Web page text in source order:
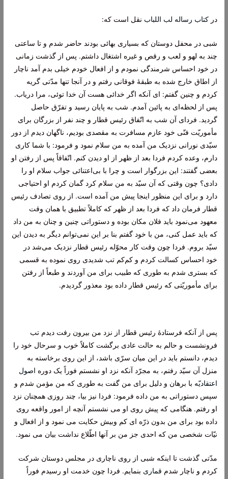
درکتاب رساله لب اللباب نقل است که:
شبى در محفل دوستان که بسیارى بهائى بودند حاضر شدم و تا ساعتى
چند به لهو و لعب و رقص و غیره اشتغال داشتم. پس از گذشت زمانى
در خود احساس شرمندگى نمودم و از افعال خودم خیلى بدم آمد ناچار
از اطاق خارج شده به طبقۀ فوقانى رفتم و در آنجا تنها مدّتى گریه
کردم و چنین گفتم: اى آنکه اگر خدائى هست آن خدا توئى، مرا دریاب.
پس از لحظه‌اى به پائین آمدم. شب به پایان رسید و تفرّق حاصل
گردید. فرداى آن شب به اتّفاق رئیس قطار و چند نفر از بزرگان براى
مأموریّت فنّى خود عازم مسافرت به مقصدى بودیم، ناگهان دیدم از دور
سیّدى نورانى نزدیک من آمده به من سلام نمود و فرمود: با شما کارى
دارم، وعده کردم فردا بعد از ظهر از او دیدن کنم. اتّفاقاً پس از رفتن او
بعضى گفتند: این بزرگوار است و چرا با بى‌اعتنائى جواب سلام او را
دادى؟ چون وقتى که آن سیّد به من سلام کرد گمان کردم او احتیاجى
دارد و براى این منظور اینجا پیش من آمده است. از روى تصادف رئیس
قطار فرمان داد که فردا بعد از ظهر که کاملاً تطبیق با همان وقت
معهود مى‌نمود باید فلان مکان بوده و دستوراتى چنین و چنان به من داد
که باید عمل کنى، من با خود گفتم بنا بر این نمى‌توانم دیگر به دیدن این
سیّد بروم. فردا چون وقت کار محوّله رئیس قطار نزدیک مى‌شد در
خود احساس کسالت کردم و کم‌کم تب شدیدى روى نموده به قسمى
که بسترى شدم به طورى که طبیب براى من آوردند و طبعاً از رفتن
براى مأموریّتى که رئیس قطار داده بود معذور گردیدم.
پس از آنکه فرستادۀ رئیس قطار از نزد من بیرون رفت دیدم تب
فرونشست و حالم به حالت عادى برگشت کاملاً خوب و سرحال خود را
دیدم، دانستم باید در این میان سرّى باشد، از این روى برخاسته به
منزل آن سیّد رفتم، به مجرّد آنکه نزد او نشستم فوراً یک دوره اصول
اعتقادیّه با برهان و دلیل براى من گفت به طورى که من مؤمن شدم و
سپس دستوراتى به من داده فرمود: فردا نیز بیا، چند روزى همچنان نزد
او رفتم. هنگامى که پیش روى او مى نشستم آنچه از امور واقعه روى
داده بود براى من بدون ذرّه اى کم وبیش حکایت مى نمود و از افعال و
نیّات شخصى من که احدى جز من بر آنها اطّلاع نداشت بیان مى نمود.
مدّتى گذشت تا اینکه شبى از روى ناچارى در مجلس دوستان شرکت
کردم و ناچار شدم قمارى بنمایم. فردا چون خدمت او رسیدم فوراً